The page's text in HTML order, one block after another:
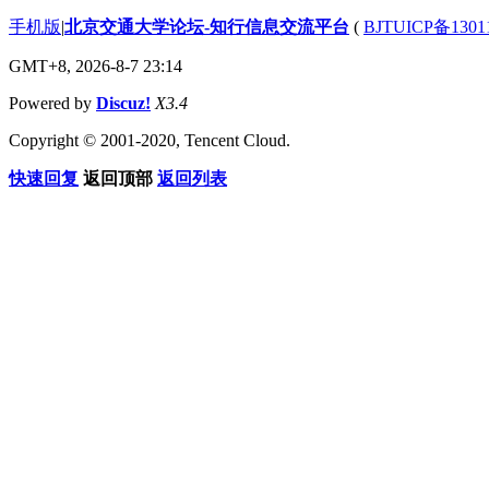
手机版|北京交通大学论坛-知行信息交流平台 ( BJTUICP备
GMT+8, 2026-8-7 23:14
Powered by Discuz! X3.4
Copyright © 2001-2020, Tencent Cloud.
快速回复 返回顶部 返回列表